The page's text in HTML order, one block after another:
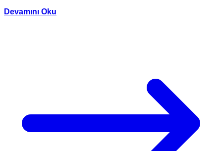
Devamını Oku